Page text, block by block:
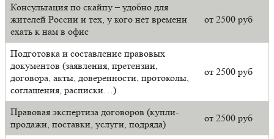
Консультация по скайпу – удобно для
жителей России и тех, у кого нет времени
ехать к нам в офис
от 2500 руб
Подготовка и составление правовых
документов (заявления, претензии,
договора, акты, доверенности, протоколы,
соглашения, расписки…)
от 2500 руб
Правовая экспертиза договоров (купли-
продажи, поставки, услуги, подряда)
от 2500 руб